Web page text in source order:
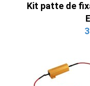
Kit patte de